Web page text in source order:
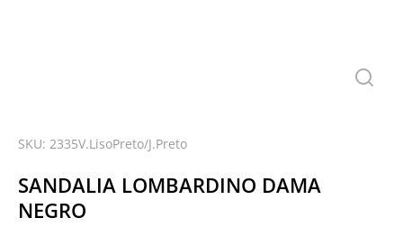
SKU: 2335V.LisoPreto/J.Preto
SANDALIA LOMBARDINO DAMA
NEGRO